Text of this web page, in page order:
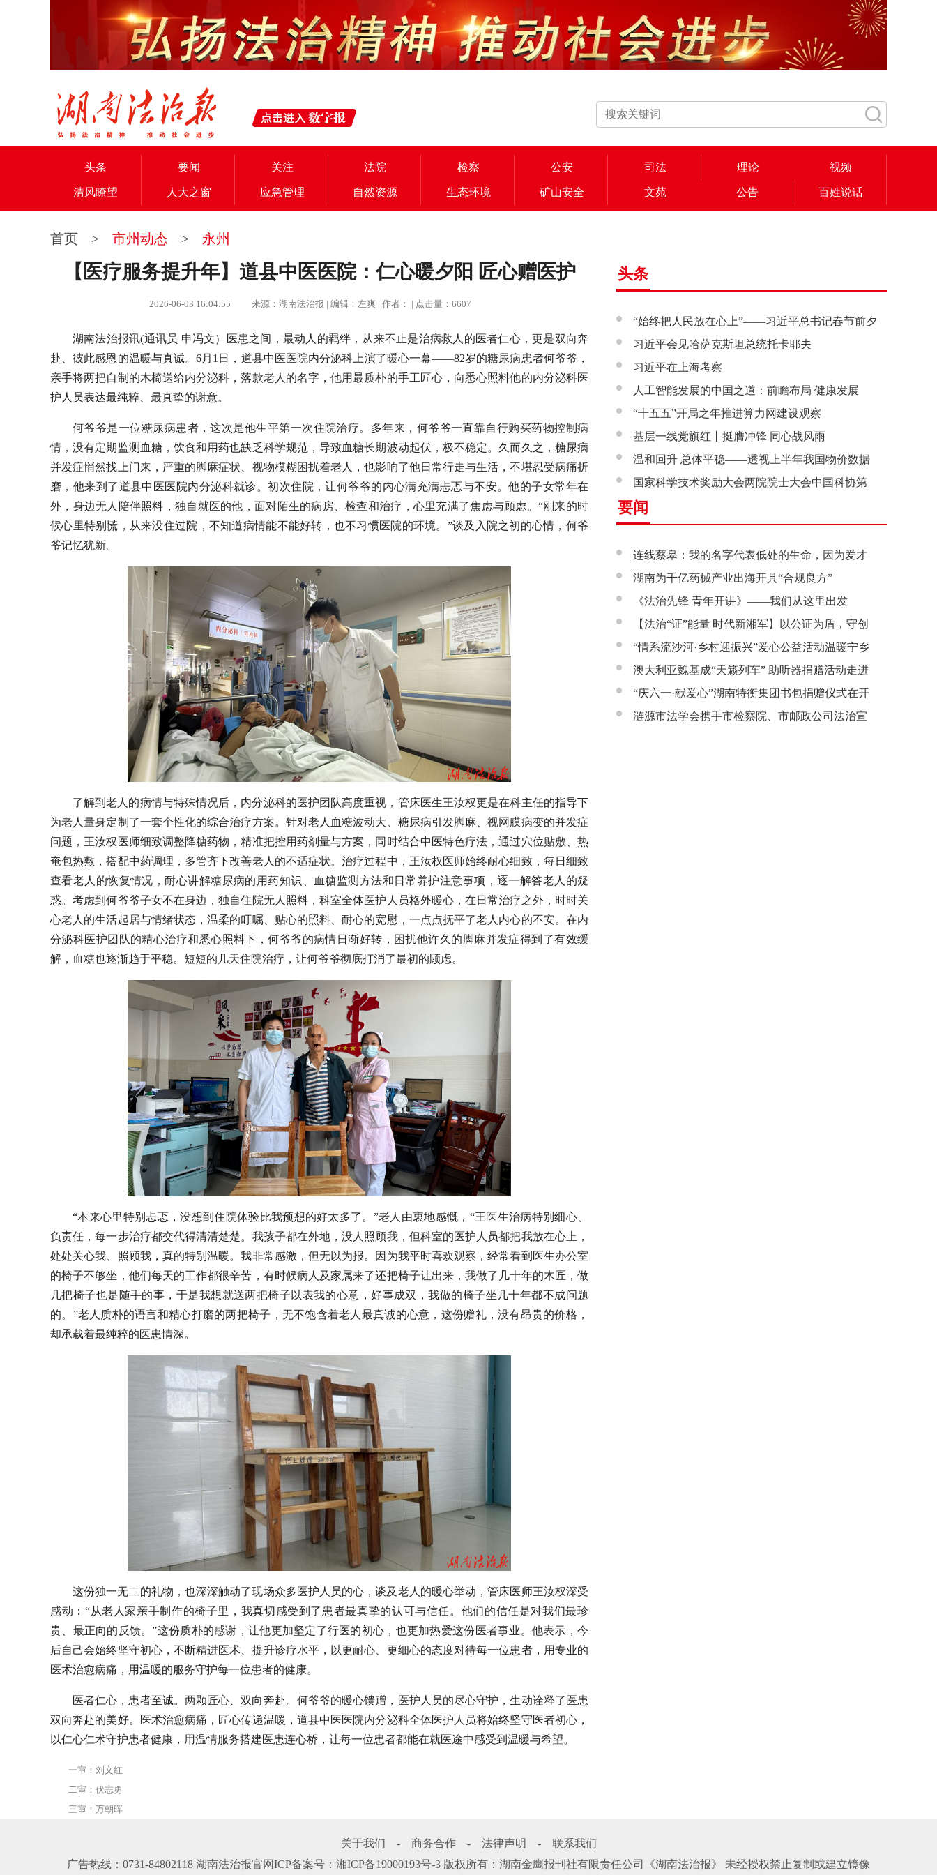
头条 要闻 关注 法院 检察 公安 司法 理论 视频
清风瞭望 人大之窗 应急管理 自然资源 生态环境 矿山安全 文苑 公告 百姓说话
首页 > 市州动态 > 永州
【医疗服务提升年】道县中医医院：仁心暖夕阳 匠心赠医护
2026-06-03 16:04:55 来源：湖南法治报 | 编辑：左爽 | 作者： | 点击量：6607
湖南法治报讯(通讯员 申冯文）医患之间，最动人的羁绊，从来不止是治病救人的医者仁心，更是双向奔
赴、彼此感恩的温暖与真诚。6月1日，道县中医医院内分泌科上演了暖心一幕——82岁的糖尿病患者何爷爷，
亲手将两把自制的木椅送给内分泌科，落款老人的名字，他用最质朴的手工匠心，向悉心照料他的内分泌科医
护人员表达最纯粹、最真挚的谢意。
何爷爷是一位糖尿病患者，这次是他生平第一次住院治疗。多年来，何爷爷一直靠自行购买药物控制病
情，没有定期监测血糖，饮食和用药也缺乏科学规范，导致血糖长期波动起伏，极不稳定。久而久之，糖尿病
并发症悄然找上门来，严重的脚麻症状、视物模糊困扰着老人，也影响了他日常行走与生活，不堪忍受病痛折
磨，他来到了道县中医医院内分泌科就诊。初次住院，让何爷爷的内心满充满忐忑与不安。他的子女常年在
外，身边无人陪伴照料，独自就医的他，面对陌生的病房、检查和治疗，心里充满了焦虑与顾虑。“刚来的时
候心里特别慌，从来没住过院，不知道病情能不能好转，也不习惯医院的环境。”谈及入院之初的心情，何爷
爷记忆犹新。
了解到老人的病情与特殊情况后，内分泌科的医护团队高度重视，管床医生王汝权更是在科主任的指导下
为老人量身定制了一套个性化的综合治疗方案。针对老人血糖波动大、糖尿病引发脚麻、视网膜病变的并发症
问题，王汝权医师细致调整降糖药物，精准把控用药剂量与方案，同时结合中医特色疗法，通过穴位贴敷、热
奄包热敷，搭配中药调理，多管齐下改善老人的不适症状。治疗过程中，王汝权医师始终耐心细致，每日细致
查看老人的恢复情况，耐心讲解糖尿病的用药知识、血糖监测方法和日常养护注意事项，逐一解答老人的疑
惑。考虑到何爷爷子女不在身边，独自住院无人照料，科室全体医护人员格外暖心，在日常治疗之外，时时关
心老人的生活起居与情绪状态，温柔的叮嘱、贴心的照料、耐心的宽慰，一点点抚平了老人内心的不安。在内
分泌科医护团队的精心治疗和悉心照料下，何爷爷的病情日渐好转，困扰他许久的脚麻并发症得到了有效缓
解，血糖也逐渐趋于平稳。短短的几天住院治疗，让何爷爷彻底打消了最初的顾虑。
“本来心里特别忐忑，没想到住院体验比我预想的好太多了。”老人由衷地感慨，“王医生治病特别细心、
负责任，每一步治疗都交代得清清楚楚。我孩子都在外地，没人照顾我，但科室的医护人员都把我放在心上，
处处关心我、照顾我，真的特别温暖。我非常感激，但无以为报。因为我平时喜欢观察，经常看到医生办公室
的椅子不够坐，他们每天的工作都很辛苦，有时候病人及家属来了还把椅子让出来，我做了几十年的木匠，做
几把椅子也是随手的事，于是我想就送两把椅子以表我的心意，好事成双，我做的椅子坐几十年都不成问题
的。”老人质朴的语言和精心打磨的两把椅子，无不饱含着老人最真诚的心意，这份赠礼，没有昂贵的价格，
却承载着最纯粹的医患情深。
这份独一无二的礼物，也深深触动了现场众多医护人员的心，谈及老人的暖心举动，管床医师王汝权深受
感动：“从老人家亲手制作的椅子里，我真切感受到了患者最真挚的认可与信任。他们的信任是对我们最珍
贵、最正向的反馈。”这份质朴的感谢，让他更加坚定了行医的初心，也更加热爱这份医者事业。他表示，今
后自己会始终坚守初心，不断精进医术、提升诊疗水平，以更耐心、更细心的态度对待每一位患者，用专业的
医术治愈病痛，用温暖的服务守护每一位患者的健康。
医者仁心，患者至诚。两颗匠心、双向奔赴。何爷爷的暖心馈赠，医护人员的尽心守护，生动诠释了医患
双向奔赴的美好。医术治愈病痛，匠心传递温暖，道县中医医院内分泌科全体医护人员将始终坚守医者初心，
以仁心仁术守护患者健康，用温情服务搭建医患连心桥，让每一位患者都能在就医途中感受到温暖与希望。
一审：刘文红
二审：伏志勇
三审：万朝晖
头条
“始终把人民放在心上”——习近平总书记春节前夕
赴辽宁看望慰问基层干部群众纪实
习近平会见哈萨克斯坦总统托卡耶夫
习近平在上海考察
人工智能发展的中国之道：前瞻布局 健康发展
“十五五”开局之年推进算力网建设观察
基层一线党旗红丨挺膺冲锋 同心战风雨
温和回升 总体平稳——透视上半年我国物价数据
国家科学技术奖励大会两院院士大会中国科协第
十一次全国代表大会在京召开
要闻
连线蔡皋：我的名字代表低处的生命，因为爱才
接近理想的高地
湖南为千亿药械产业出海开具“合规良方”
《法治先锋 青年开讲》——我们从这里出发
【法治“证”能量 时代新湘军】以公证为盾，守创
新之魂 湖南青年公证人为知识产权保护筑牢防线
“情系流沙河·乡村迎振兴”爱心公益活动温暖宁乡
市流沙河镇
澳大利亚魏基成“天籁列车” 助听器捐赠活动走进
开慧镇
“庆六一·献爱心”湖南特衡集团书包捐赠仪式在开
慧镇举行
涟源市法学会携手市检察院、市邮政公司法治宣
关于我们 - 商务合作 - 法律声明 -
联系我们
广告热线：0731-84802118 湖南法治报官网ICP备案号： 湘ICP备19000193号-3 版权所有：湖南金鹰报刊社有限责任公司《湖南法治报》 未经授权禁止复制或建立镜像